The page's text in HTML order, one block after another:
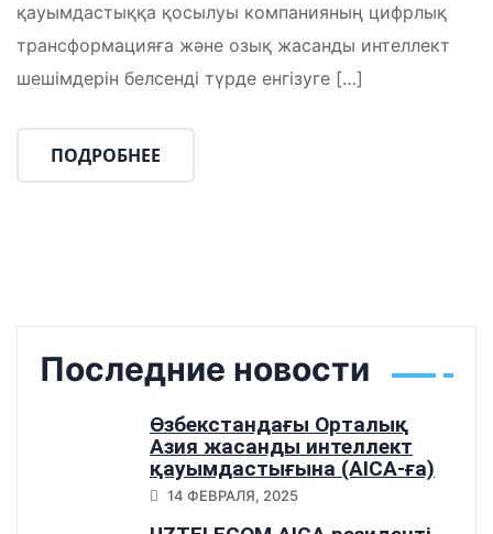
қауымдастыққа қосылуы компанияның цифрлық
трансформацияға және озық жасанды интеллект
шешімдерін белсенді түрде енгізуге […]
ПОДРОБНЕЕ
Последние новости
Өзбекстандағы Орталық
Азия жасанды интеллект
қауымдастығына (AICA-ға)
қосылу
14 ФЕВРАЛЯ, 2025